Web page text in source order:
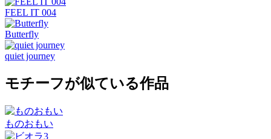
FEEL IT 004
Butterfly
quiet journey
モチーフが似ている作品
ものおもい